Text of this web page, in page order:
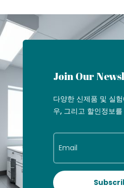
Join Our
다양한 신제품 및 실
우, 그리고 할인정보